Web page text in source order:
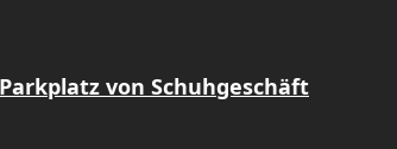
von Schuhgeschäft